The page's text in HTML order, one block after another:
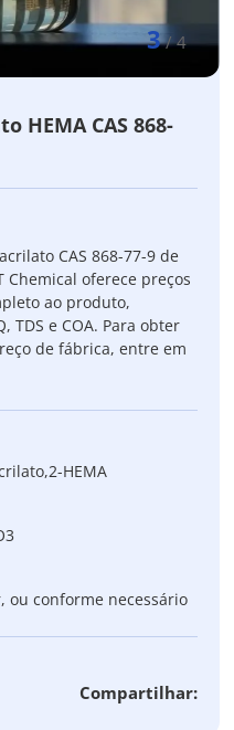
3/4
HEMA CAS 868-
CAS 868-77-9 de
Chemical oferece preços
ao produto,
TDS e COA. Para obter
de fábrica, entre em
HEMA
ou conforme necessário
Compartilhar: